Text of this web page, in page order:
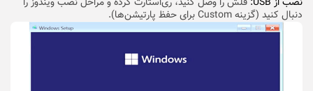
دنبال کنید (گزینه Custom برای حفظ پارتیشن‌ها).